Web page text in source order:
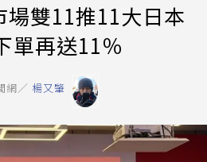
雙11推11大日本
單再送11％
網／ 楊又肇